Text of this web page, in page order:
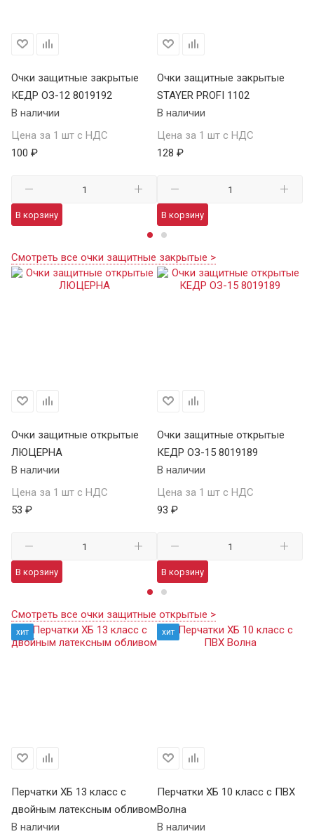
Очки защитные закрытые
КЕДР ОЗ-12 8019192
В наличии
Цена за 1 шт с НДС
100 ₽
В корзину
Очки защитные закрытые
STAYER PROFI 1102
В наличии
Цена за 1 шт с НДС
128 ₽
В корзину
Смотреть все очки защитные закрытые >
Очки защитные открытые
ЛЮЦЕРНА
В наличии
Цена за 1 шт с НДС
53 ₽
В корзину
Очки защитные открытые
КЕДР ОЗ-15 8019189
В наличии
Цена за 1 шт с НДС
93 ₽
В корзину
Смотреть все очки защитные открытые >
хит
Перчатки ХБ 13 класс с
двойным латексным обливом
В наличии
хит
Перчатки ХБ 10 класс с ПВХ
Волна
В наличии